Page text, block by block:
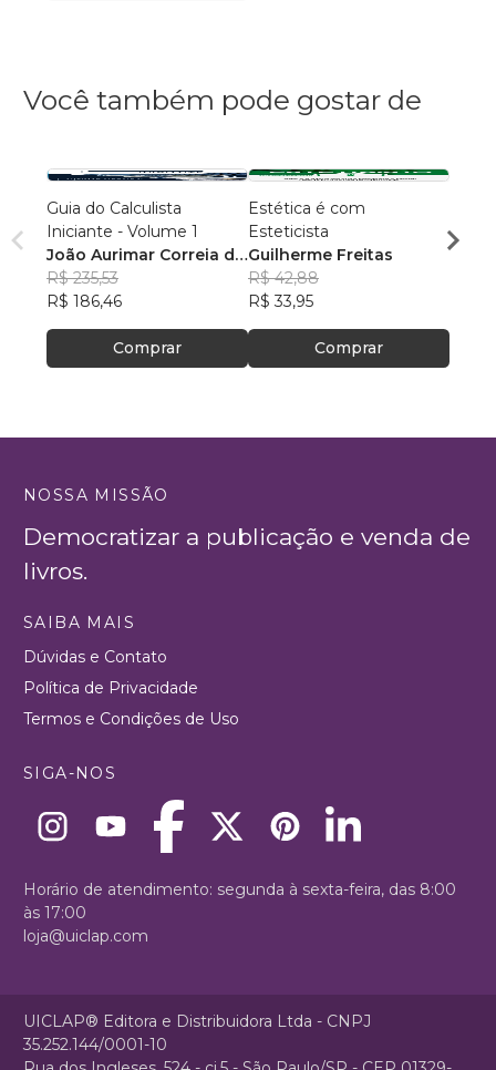
Você também pode gostar de
Guia do Calculista
Iniciante - Volume 1
João Aurimar Correia de
Morais Neto
R$ 235,53
R$ 186,46
Comprar
Estética é com
Esteticista
Guilherme Freitas
R$ 42,88
R$ 33,95
Comprar
R$
NOSSA MISSÃO
Democratizar a publicação e venda de
livros.
SAIBA MAIS
Dúvidas e Contato
Política de Privacidade
Termos e Condições de Uso
SIGA-NOS
Horário de atendimento: segunda à sexta-feira, das 8:00
às 17:00
loja@uiclap.com
UICLAP® Editora e Distribuidora Ltda - CNPJ
35.252.144/0001-10